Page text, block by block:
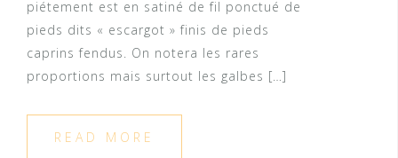
piétement est en satiné de fil ponctué de
pieds dits « escargot » finis de pieds
caprins fendus. On notera les rares
proportions mais surtout les galbes […]
READ MORE